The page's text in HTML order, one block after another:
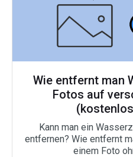
Wie entfernt man
Fotos auf
Kann man ein
entfernen? Wie entfernt
einem Foto